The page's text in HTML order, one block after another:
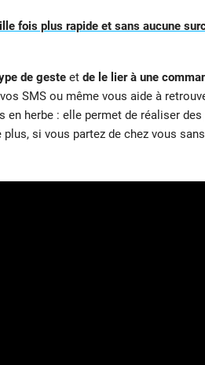
fois plus rapide et sans aucune
de gesteetde le lier à une
SMS ou même vous aide à
en herbe : elle permet de réaliser
si vous partez de chez vous